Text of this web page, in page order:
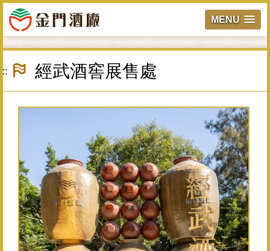
MENU
跳
主
::: 經武酒窖展售處